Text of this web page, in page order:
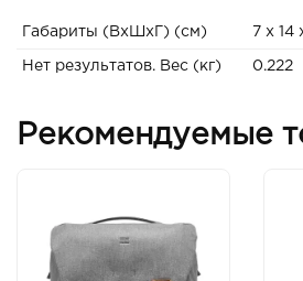
Габариты (ВxШxГ) (см) 7 x 14
Нет результатов. Вес (кг) 0.222
Рекомендуемые